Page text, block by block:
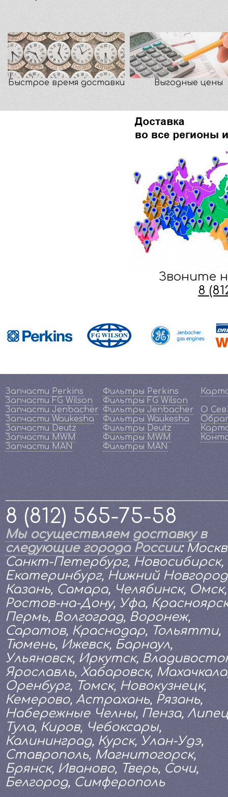
Быстрое время доставки Выгодные цены
Звоните
8
Запчасти Perkins
Запчасти FG Wilson
Запчасти Jenbacher
Запчасти Waukesha
Запчасти Deutz
Запчасти MWM
Запчасти MAN
Фильтры Perkins
Фильтры FG Wilson
Фильтры Jenbacher
Фильтры Waukesha
Фильтры Deutz
Фильтры MWM
Фильтры MAN
О
8 (812) 565-75-58
Мы осуществляем доставку в
следующие города России:
Санкт-Петербург, Новосибирск,
Екатеринбург, Нижний
Казань, Самара, Челябинск, Омск,
Ростов-на-Дону, Уфа,
Пермь, Волгоград, Воронеж,
Саратов, Краснодар, Тольятти,
Тюмень, Ижевск, Барнаул,
Ульяновск, Иркутск,
Ярославль, Хабаровск,
Оренбург, Томск, Новокузнецк,
Кемерово, Астрахань, Рязань,
Набережные Челны, Пенза,
Тула, Киров, Чебоксары,
Калининград, Курск, Улан-Удэ,
Ставрополь, Магнитогорск,
Брянск, Иваново, Тверь, Сочи,
Белгород, Симферополь